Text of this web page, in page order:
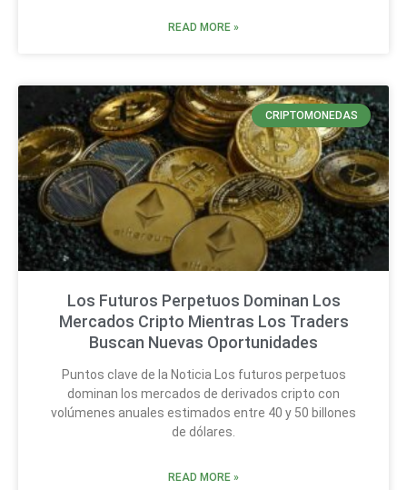
READ MORE »
CRIPTOMONEDAS
Los Futuros Perpetuos Dominan Los
Mercados Cripto Mientras Los Traders
Buscan Nuevas Oportunidades
Puntos clave de la Noticia Los futuros perpetuos
dominan los mercados de derivados cripto con
volúmenes anuales estimados entre 40 y 50 billones
de dólares.
READ MORE »